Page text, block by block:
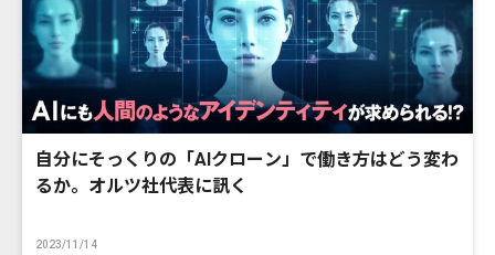
自分にそっくりの「AIクローン」で働き方はどう変わ
るか。オルツ社代表に訊く
2023/11/14